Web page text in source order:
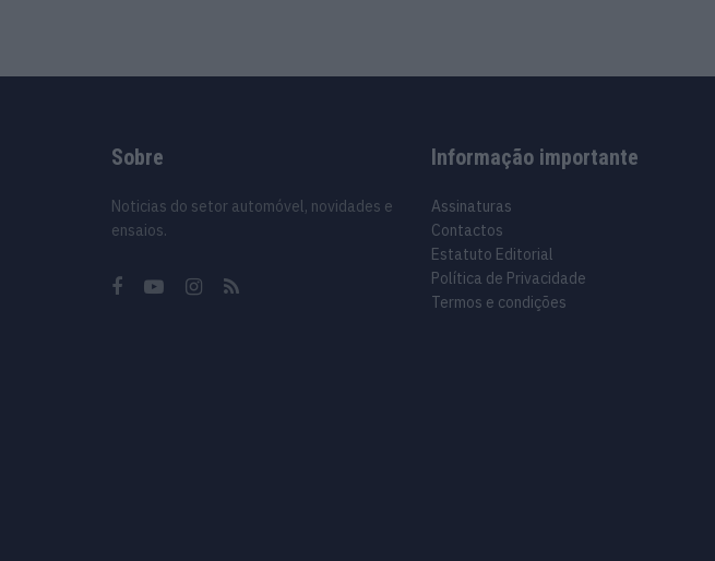
Sobre
Noticias do setor automóvel, novidades e
ensaios.
Informação importante
Assinaturas
Contactos
Estatuto Editorial
Política de Privacidade
Termos e condições